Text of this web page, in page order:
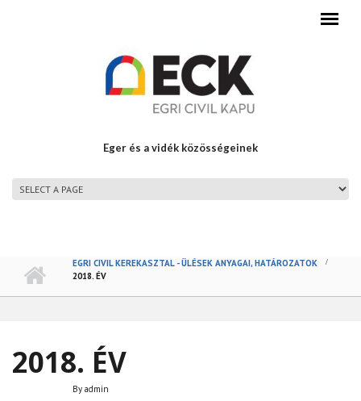
Eger és a vidék közösségeinek
EGRI CIVIL KEREKASZTAL - ÜLÉSEK ANYAGAI, HATÁROZATOK
2018. ÉV
2018. ÉV
By admin